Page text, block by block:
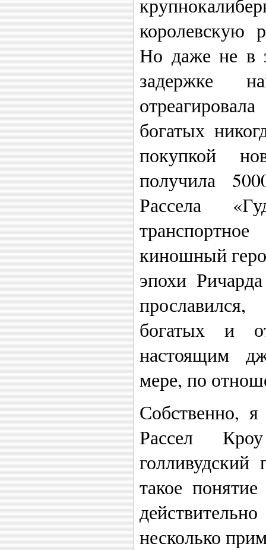
королевскую
Но даже не в
задержке
богатых
покупкой
получила
Рассела
киношный
эпохи
богатых и
настоящим
мере, по
Собственно,
Рассел
такое
несколько